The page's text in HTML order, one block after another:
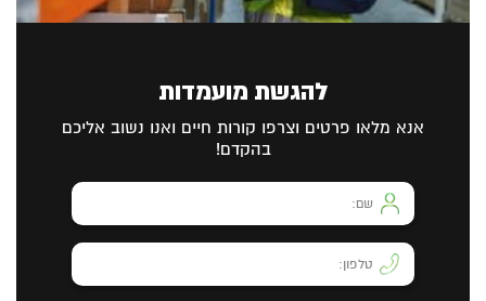
להגשת מועמדות
אנא מלאו פרטים וצרפו קורות חיים ואנו נשוב אליכם
בהקדם!